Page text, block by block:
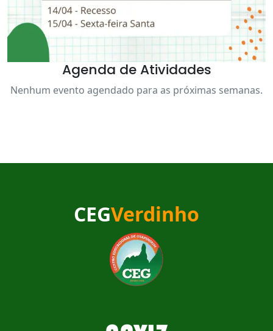
Agenda de Atividades
Nenhum evento agendado para as próximas semanas.
CEGVerdinho